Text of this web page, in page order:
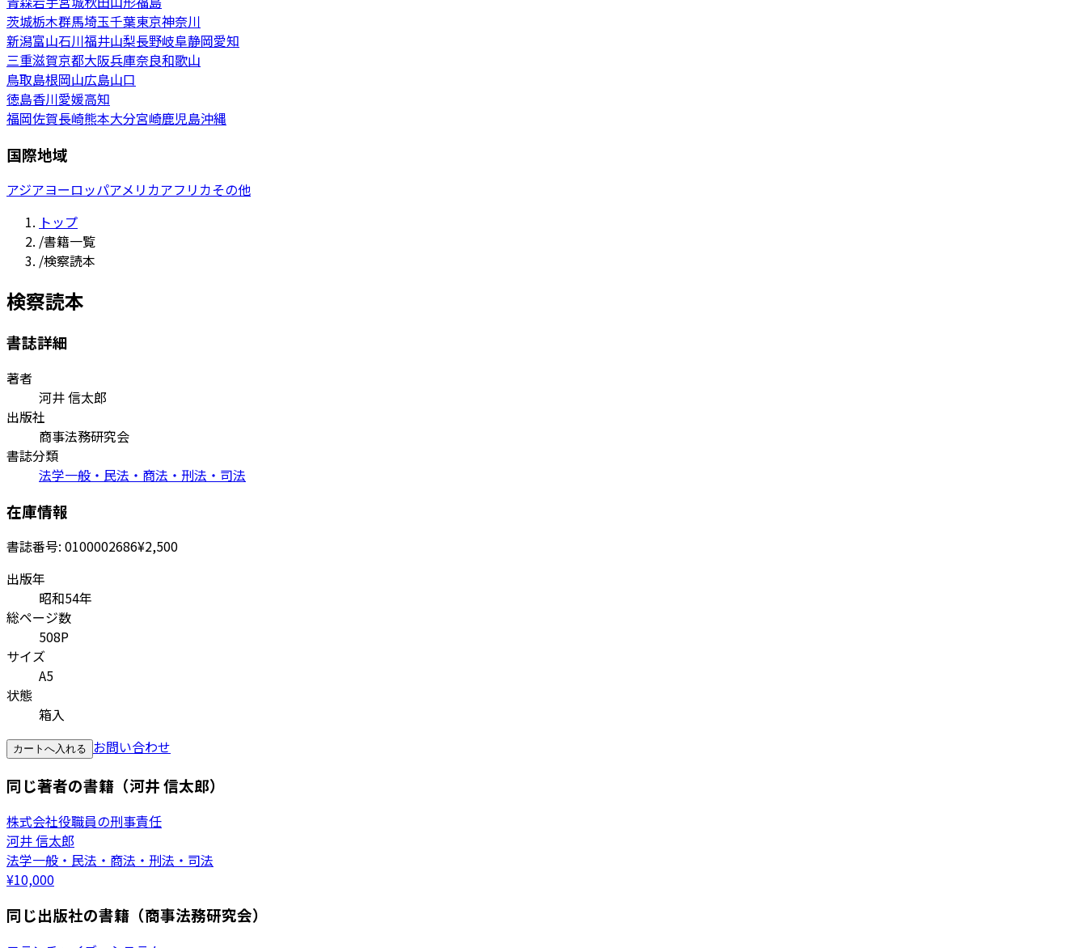
茨城栃木群馬埼玉千葉東京神奈川
新潟富山石川福井山梨長野岐阜静岡愛知
三重滋賀京都大阪兵庫奈良和歌山
鳥取島根岡山広島山口
徳島香川愛媛高知
福岡佐賀長崎熊本大分宮崎鹿児島沖縄
国際地域
アジアヨーロッパアメリカアフリカその他
トップ
/書籍一覧
/検察読本
検察読本
書誌詳細
著者
河井 信太郎
出版社
商事法務研究会
書誌分類
法学一般・民法・商法・刑法・司法
在庫情報
書誌番号: 0100002686¥2,500
出版年
昭和54年
総ページ数
508P
サイズ
A5
状態
箱入
カートへ入れる お問い合わせ
同じ著者の書籍（河井 信太郎）
株式会社役職員の刑事責任
河井 信太郎
法学一般・民法・商法・刑法・司法
¥10,000
同じ出版社の書籍（商事法務研究会）